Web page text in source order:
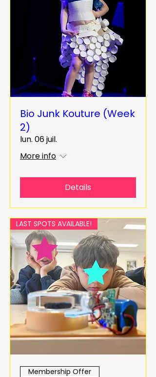
Bio Junk Kouture (Week
2)
lun. 06 juil.
More info
Details
LAST SPOTS AVAILABLE!
Membership Offer